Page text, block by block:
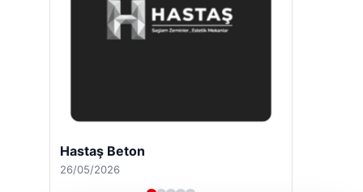
Hastaş Beton
26/05/2026